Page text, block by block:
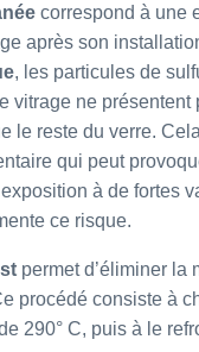
correspond à une
après son
, les particules de
vitrage ne présentent
le reste du verre.
qui peut
à de fortes
ce risque.
permet d’éliminer la
procédé consiste à
290° C, puis à le